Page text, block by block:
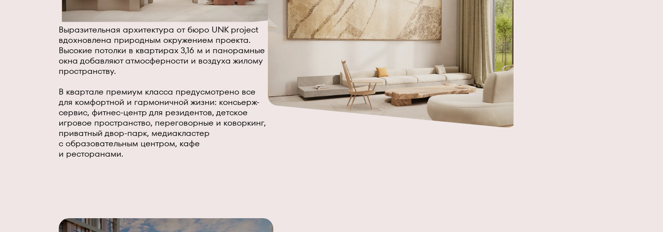
Выразительная архитектура от бюро UNK project
вдохновлена природным окружением проекта.
Высокие потолки в квартирах 3,16 м и панорамные
окна добавляют атмосферности и воздуха жилому
пространству.
В квартале премиум класса предусмотрено все
для комфортной и гармоничной жизни: консьерж-
сервис, фитнес-центр для резидентов, детское
игровое пространство, переговорные и коворкинг,
приватный двор-парк, медиакластер
с образовательным центром, кафе
и ресторанами.